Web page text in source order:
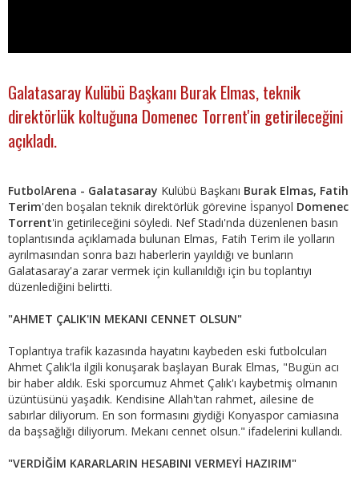
Galatasaray Kulübü Başkanı Burak Elmas, teknik
direktörlük koltuğuna Domenec Torrent'in getirileceğini
açıkladı.
FutbolArena - Galatasaray Kulübü Başkanı Burak Elmas, Fatih
Terim'den boşalan teknik direktörlük görevine İspanyol Domenec
Torrent'in getirileceğini söyledi. Nef Stadı'nda düzenlenen basın
toplantısında açıklamada bulunan Elmas, Fatih Terim ile yolların
ayrılmasından sonra bazı haberlerin yayıldığı ve bunların
Galatasaray'a zarar vermek için kullanıldığı için bu toplantıyı
düzenlediğini belirtti.
"AHMET ÇALIK'IN MEKANI CENNET OLSUN"
Toplantıya trafik kazasında hayatını kaybeden eski futbolcuları
Ahmet Çalık'la ilgili konuşarak başlayan Burak Elmas, "Bugün acı
bir haber aldık. Eski sporcumuz Ahmet Çalık'ı kaybetmiş olmanın
üzüntüsünü yaşadık. Kendisine Allah'tan rahmet, ailesine de
sabırlar diliyorum. En son formasını giydiği Konyaspor camiasına
da başsağlığı diliyorum. Mekanı cennet olsun." ifadelerini kullandı.
"VERDİĞİM KARARLARIN HESABINI VERMEYİ HAZIRIM"